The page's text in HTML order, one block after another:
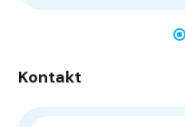
Kontakt